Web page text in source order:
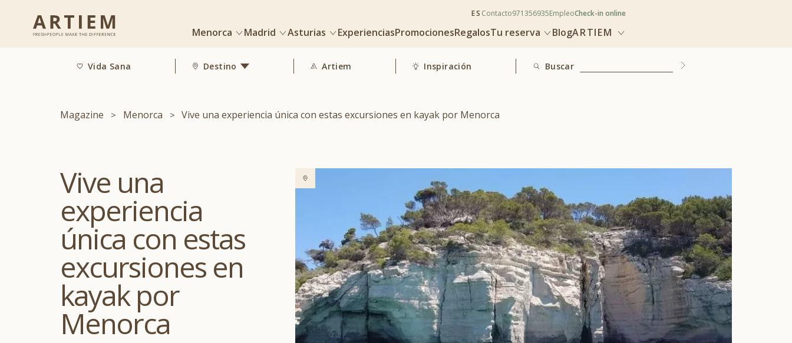
Menorca Madrid Asturias ExperienciasPromocionesRegalosTu reserva BlogARTIEM
Check-in online
Empleo
971356935
Contacto
ES
Vida Sana Destino Artiem Inspiración Buscar
Magazine Menorca Vive una experiencia única con estas excursiones en kayak por Menorca
Vive una
experiencia
única con estas
excursiones en
kayak por
Menorca